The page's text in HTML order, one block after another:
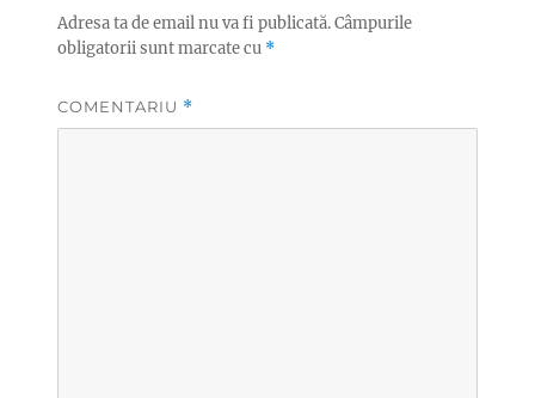
Adresa ta de email nu va fi publicată.Câmpurile
obligatorii sunt marcate cu *
COMENTARIU *